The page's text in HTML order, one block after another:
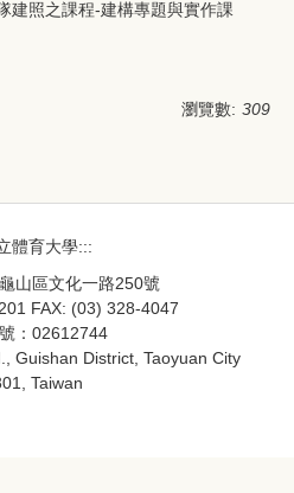
建照之課程-建構專題與實作課
瀏覽數: 309
體育大學:::
山區文化一路250號
FAX: (03) 328-4047
：02612744
Guishan District, Taoyuan City
Taiwan